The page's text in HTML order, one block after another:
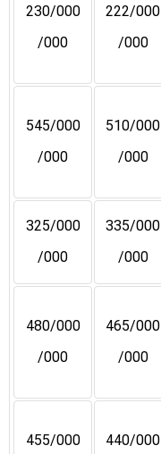
222/000
/000
230/000
/000
510/000
/000
545/000
/000
335/000
/000
325/000
/000
465/000
/000
480/000
/000
440/000
455/000